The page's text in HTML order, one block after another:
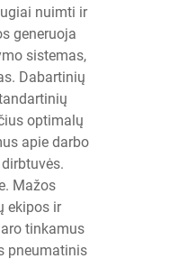
nuimti ir
generuoja
sistemas,
Dabartinių
optimalų
apie darbo
Mažos
ekipos ir
tinkamus
pneumatinis